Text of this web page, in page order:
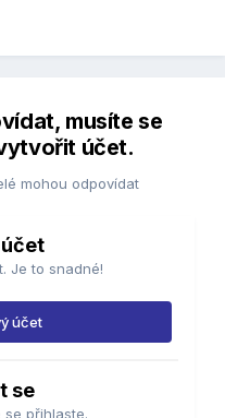
musíte se
účet.
mohou odpovídat
Je to snadné!
účet
se
se přihlaste.